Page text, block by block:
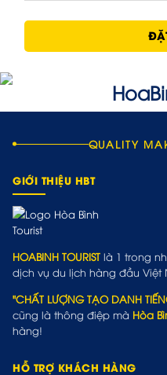
QUALITY
GIỚI THIỆU HBT
HOABINH TOURIST là 1 trong
dịch vụ du lịch hàng đầu Việt
"CHẤT LƯỢNG TẠO DANH
cũng là thông điệp mà Hòa
hàng!
HỖ TRỢ KHÁCH HÀNG